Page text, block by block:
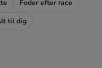
Foder efter race
til dig